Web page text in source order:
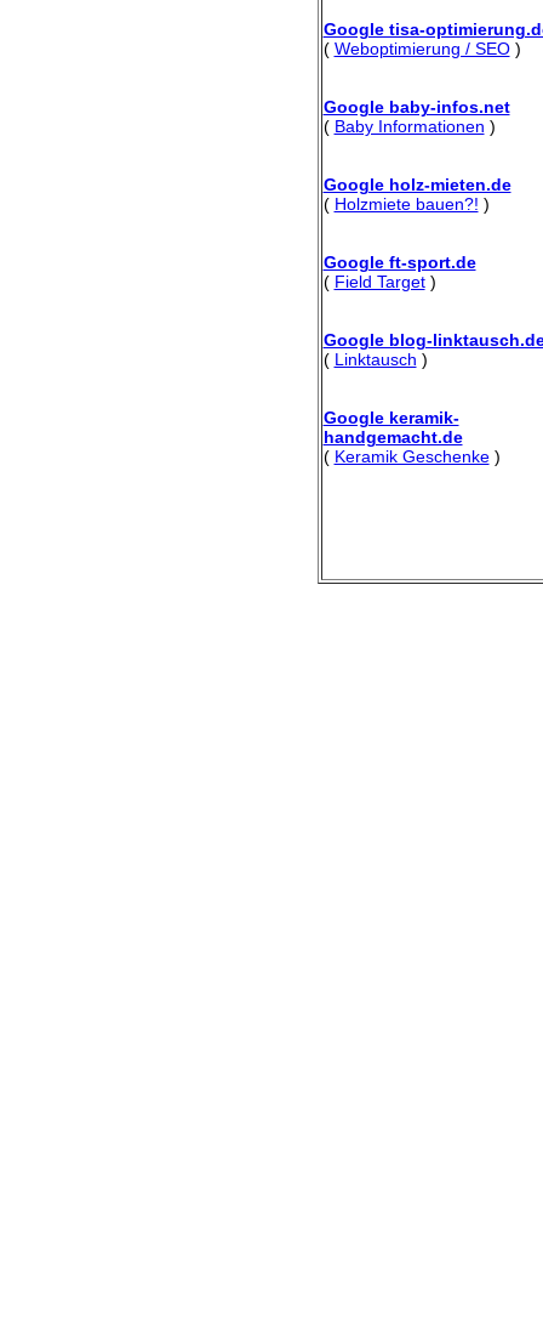
Google tisa-
( Weboptimierung / SEO)
Google baby-infos.net
( Baby Informationen )
Google holz-mieten.de
( Holzmiete bauen?! )
Google ft-sport.de
( Field Target)
Google blog-
( Linktausch )
Google keramik-
handgemacht.de
( Keramik Geschenke)